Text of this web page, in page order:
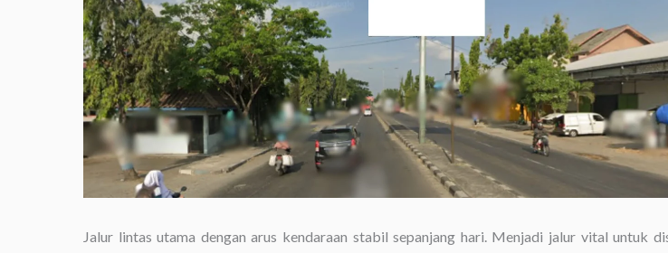
Jalur lintas utama dengan arus kendaraan stabil sepanjang hari. Menjadi jalur vital untuk